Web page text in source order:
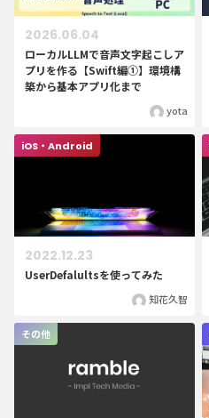
ローカルLLMで音声文字起こしア
プリを作る【Swift編①】環境構
築から基本アプリ化まで
2026.06.04
yota
iOS・Android
UserDefalultsを使ってみた
2022.12.23
知花久智
その他